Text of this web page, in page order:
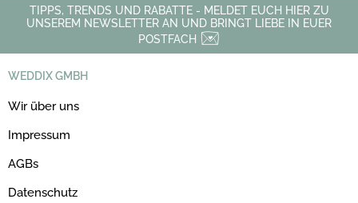
TIPPS, TRENDS UND RABATTE - MELDET EUCH HIER ZU
UNSEREM NEWSLETTER AN UND BRINGT LIEBE IN EUER
POSTFACH
WEDDIX GMBH
Wir über uns
Impressum
AGBs
Datenschutz